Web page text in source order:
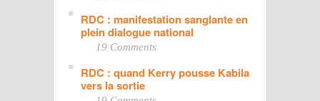
RDC : manifestation sanglante en
plein dialogue national
19 Comments
RDC : quand Kerry pousse Kabila
vers la sortie